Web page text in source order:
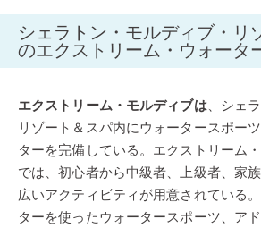
シェラトン・モルディブ・リ
のエクストリーム・ウォータ
エクストリーム・モルディブは、シェ
リゾート＆スパ内にウォータースポー
ターを完備している。エクストリーム
では、初心者から中級者、上級者、家
広いアクティビティが用意されている
ターを使ったウォータースポーツ、ア